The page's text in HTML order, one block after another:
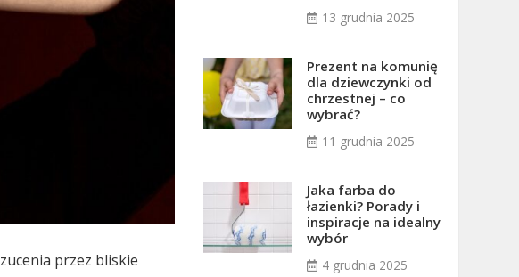
przez bliskie
13 grudnia 2025
Prezent na komunię
dla dziewczynki od
chrzestnej – co
wybrać?
11 grudnia 2025
Jaka farba do
łazienki? Porady i
inspiracje na idealny
wybór
4 grudnia 2025